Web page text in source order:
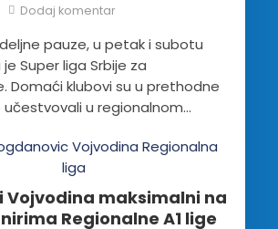
Dodaj komentar
pauze, u petak i subotu
Super liga Srbije za
Domaći klubovi su u prethodne
u regionalnom...
Vojvodina maksimalni na
Regionalne A1 lige